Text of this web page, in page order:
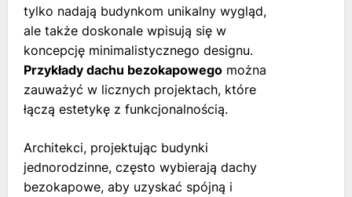
tylko nadają budynkom unikalny wygląd,
ale także doskonale wpisują się w
koncepcję minimalistycznego designu.
Przykłady dachu bezokapowego można
zauważyć w licznych projektach, które
łączą estetykę z funkcjonalnością.
Architekci, projektując budynki
jednorodzinne, często wybierają dachy
bezokapowe, aby uzyskać spójną i